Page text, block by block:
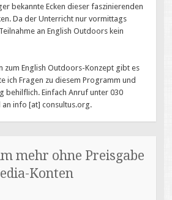
bekannte Ecken dieser faszinierenden
Da der Unterricht nur vormittags
an English Outdoors kein
zum English Outdoors-Konzept gibt es
ich Fragen zu diesem Programm und
behilflich. Einfach Anruf unter 030
an info [at] consultus.org.
mehr ohne Preisgabe
Konten